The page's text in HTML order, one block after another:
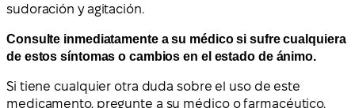
sudoración y agitación.
Consulte inmediatamente a su médico si sufre cualquiera
de estos síntomas o cambios en el estado de ánimo.
Si tiene cualquier otra duda sobre el uso de este
medicamento, pregunte a su médico o farmacéutico.